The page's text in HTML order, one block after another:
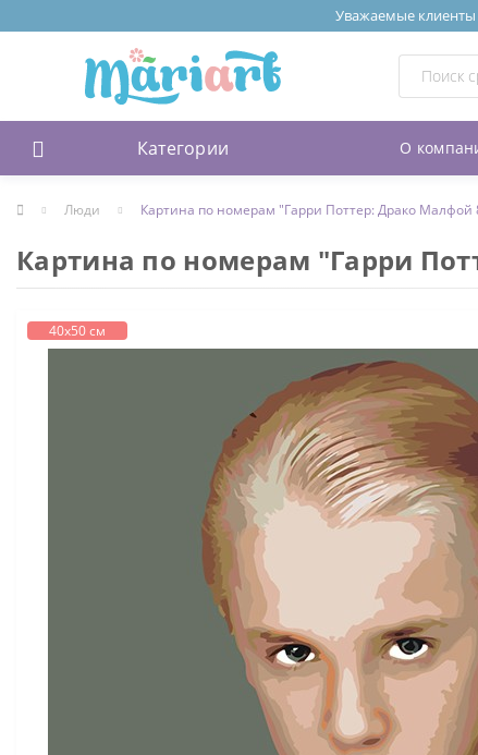
Уважаемые клиенты
Категории О
Люди Картина по номерам "Гарри Поттер: Драко Малфой
Картина по номерам "Гарри
40х50 см